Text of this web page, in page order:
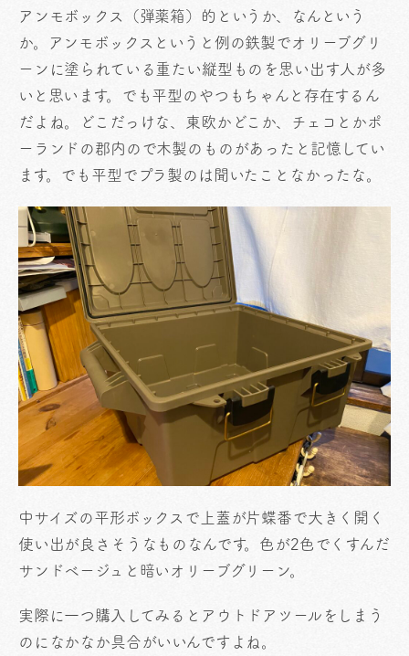
アンモボックス（弾薬箱）的というか、なんという
か。アンモボックスというと例の鉄製でオリーブグリ
ーンに塗られている重たい縦型ものを思い出す人が多
いと思います。でも平型のやつもちゃんと存在するん
だよね。どこだっけな、東欧かどこか、チェコとかポ
ーランドの郡内ので木製のものがあったと記憶してい
ます。でも平型でプラ製のは聞いたことなかったな。
中サイズの平形ボックスで上蓋が片蝶番で大きく開く
使い出が良さそうなものなんです。色が2色でくすんだ
サンドベージュと暗いオリーブグリーン。
実際に一つ購入してみるとアウトドアツールをしまう
のになかなか具合がいいんですよね。